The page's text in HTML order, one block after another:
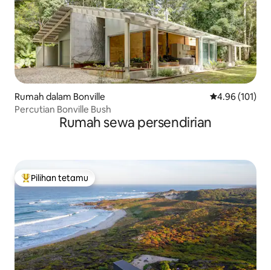
Rumah dalam Bonville Penarafan
4.96 (101)
Percutian Bonville Bush
Rumah sewa persendirian
Pilihan utama tetamu
Pilihan tetamu